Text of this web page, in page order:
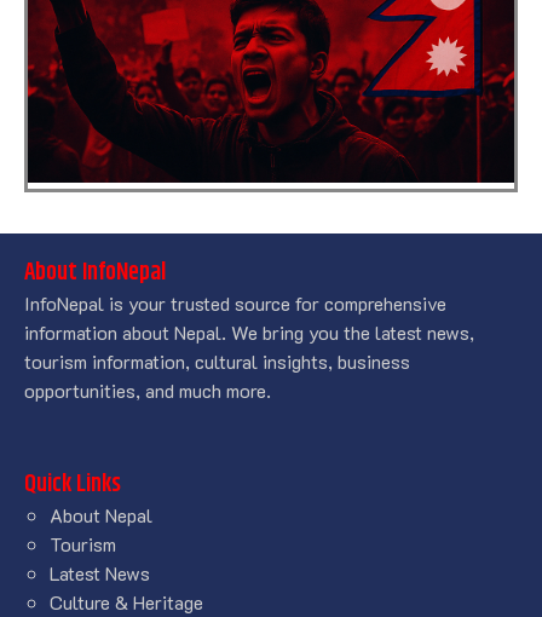
About InfoNepal
InfoNepal is your trusted source for comprehensive
information about Nepal. We bring you the latest news,
tourism information, cultural insights, business
opportunities, and much more.
Quick Links
About Nepal
Tourism
Latest News
Culture & Heritage